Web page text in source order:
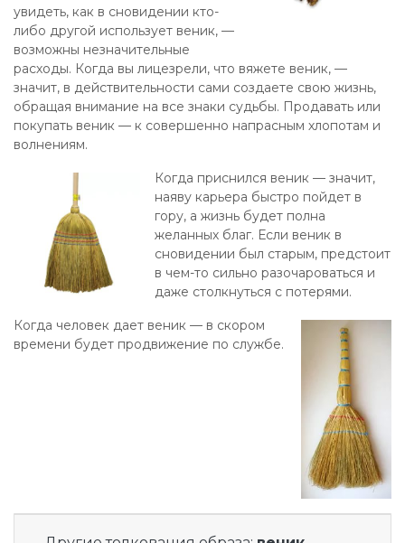
увидеть, как в сновидении кто-
либо другой использует веник, —
возможны незначительные
расходы. Когда вы лицезрели, что вяжете веник, —
значит, в действительности сами создаете свою жизнь,
обращая внимание на все знаки судьбы. Продавать или
покупать веник — к совершенно напрасным хлопотам и
волнениям.
Когда приснился веник — значит,
наяву карьера быстро пойдет в
гору, а жизнь будет полна
желанных благ. Если веник в
сновидении был старым, предстоит
в чем-то сильно разочароваться и
даже столкнуться с потерями.
Когда человек дает веник — в скором
времени будет продвижение по службе.